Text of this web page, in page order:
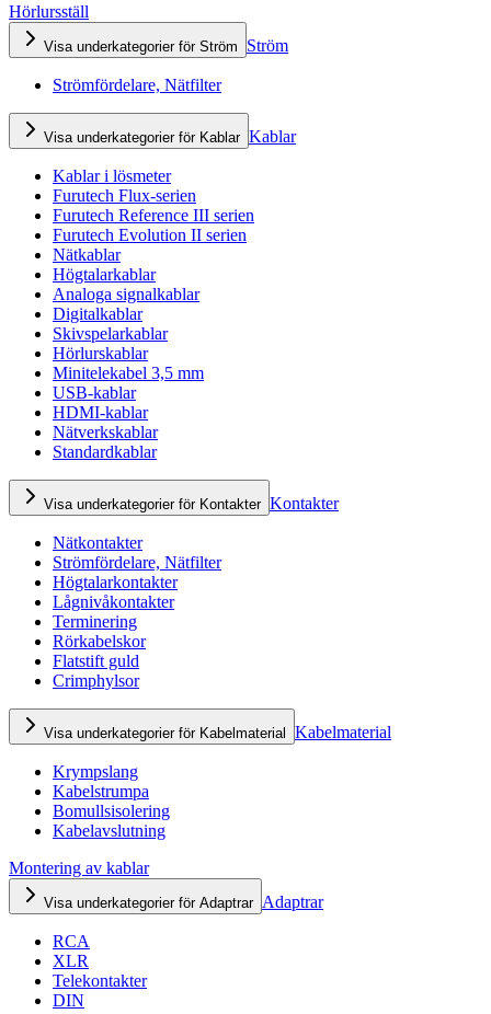
Hörlursställ
Visa underkategorier för Ström Ström
Strömfördelare, Nätfilter
Visa underkategorier för Kablar Kablar
Kablar i lösmeter
Furutech Flux-serien
Furutech Reference III serien
Furutech Evolution II serien
Nätkablar
Högtalarkablar
Analoga signalkablar
Digitalkablar
Skivspelarkablar
Hörlurskablar
Minitelekabel 3,5 mm
USB-kablar
HDMI-kablar
Nätverkskablar
Standardkablar
Visa underkategorier för Kontakter Kontakter
Nätkontakter
Strömfördelare, Nätfilter
Högtalarkontakter
Lågnivåkontakter
Terminering
Rörkabelskor
Flatstift guld
Crimphylsor
Visa underkategorier för Kabelmaterial Kabelmaterial
Krympslang
Kabelstrumpa
Bomullsisolering
Kabelavslutning
Montering av kablar
Visa underkategorier för Adaptrar Adaptrar
RCA
XLR
Telekontakter
DIN